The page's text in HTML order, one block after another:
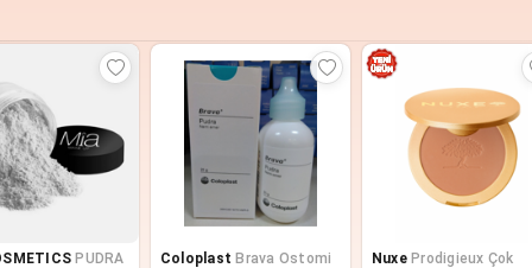
PUDRA
Coloplast Brava Ostomi
Nuxe Prodigieux Çok